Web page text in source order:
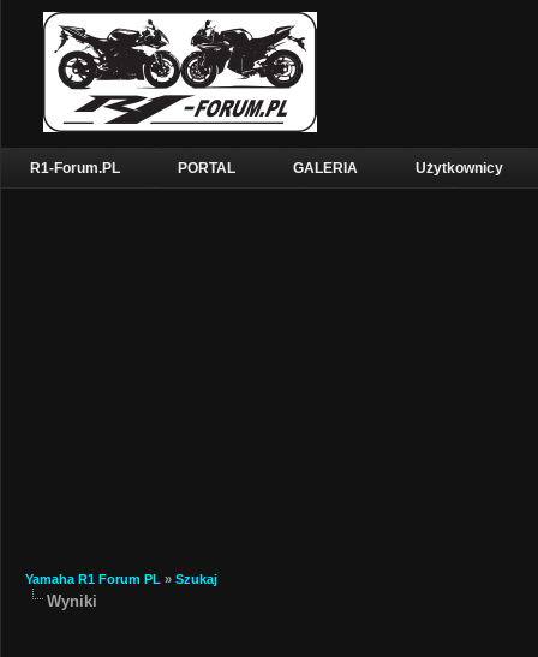
R1-Forum.PL PORTAL GALERIA Użytkownicy
Yamaha R1 Forum PL » Szukaj
Wyniki